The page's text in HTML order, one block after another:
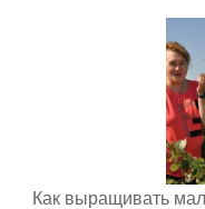
Как выращивать